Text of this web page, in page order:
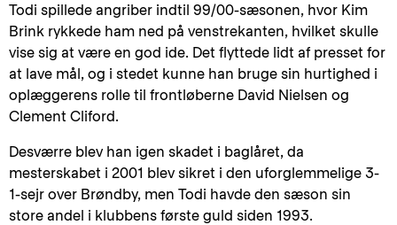
Todi spillede angriber indtil 99/00-sæsonen, hvor Kim
Brink rykkede ham ned på venstrekanten, hvilket skulle
vise sig at være en god ide. Det flyttede lidt af presset for
at lave mål, og i stedet kunne han bruge sin hurtighed i
oplæggerens rolle til frontløberne David Nielsen og
Clement Cliford.
Desværre blev han igen skadet i baglåret, da
mesterskabet i 2001 blev sikret i den uforglemmelige 3-
1-sejr over Brøndby, men Todi havde den sæson sin
store andel i klubbens første guld siden 1993.